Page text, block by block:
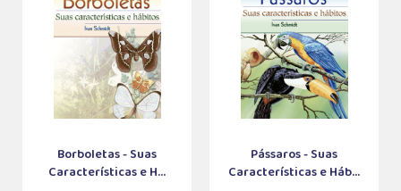
Borboletas - Suas
Características e H...
Pássaros - Suas
Características e Háb...